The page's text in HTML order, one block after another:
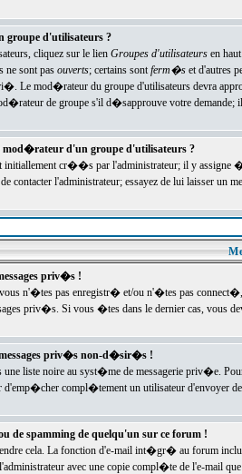
groupe d'utilisateurs ?
cliquez sur le lien Groupes d'utilisateursen haut
ne sont pas ouverts; certains sontferm�set d'autres
Le mod�rateur du groupe d'utilisateurs devra
de groupe s'il d�sapprouve votre demande;
mod�rateur d'un groupe d'utilisateurs ?
initiallement cr��s par l'administrateur; il y
contacter l'administrateur; essayez de lui laisser un
priv�s !
n'�tes pas enregistr� et/ou n'�tes pas
priv�s. Si vous �tes dans le dernier cas, vous
messages priv�s non-d�sir�s !
une liste noire au syst�me de messagerie priv�e.
d'emp�cher compl�tement un utilisateur d'envoyer
de spamming de quelqu'un sur ce forum !
cela. La fonction d'e-mail int�gr� au forum inclut
avec une copie compl�te de l'e-mail